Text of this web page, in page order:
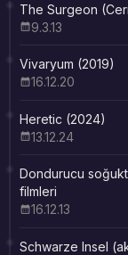
The Surgeon
9.3.13
Vivaryum (2019)
16.12.20
Heretic (2024)
13.12.24
Dondurucu
filmleri
16.12.13
Schwarze Insel